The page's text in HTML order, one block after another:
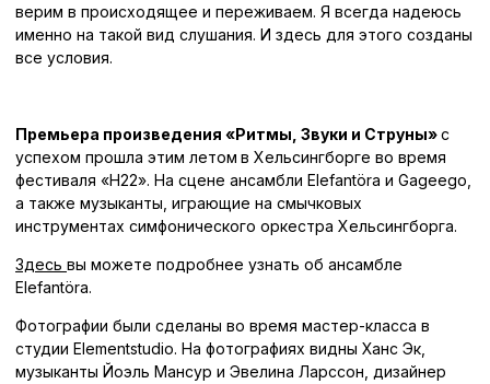
верим в происходящее и переживаем. Я всегда надеюсь
именно на такой вид слушания. И здесь для этого созданы
все условия.
Премьера произведения «Ритмы, Звуки и Струны»с
успехом прошла этим летом в Хельсингборге во время
фестиваля «Н22». На сцене ансамбли Elefantöra и Gageego,
а также музыканты, играющие на смычковых
инструментах симфонического оркестра Хельсингборга.
Здесь вы можете подробнее узнать об ансамбле
Elefantöra.
Фотографии были сделаны во время мастер-класса в
студии Elementstudio. На фотографиях видны Ханс Эк,
музыканты Йоэль Мансур и Эвелина Ларссон, дизайнер